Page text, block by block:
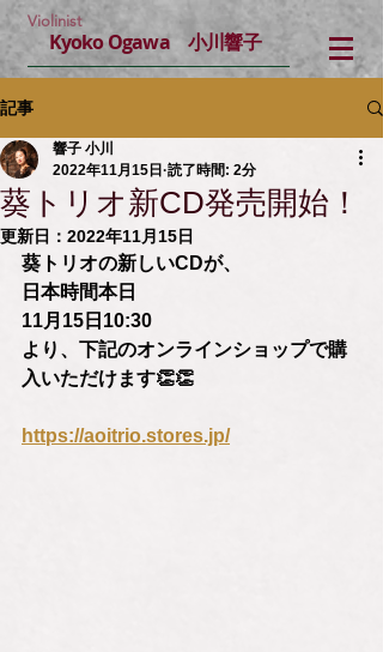
Violinist
Kyoko Ogawa 小川響子
記事
葵トリオ新CD発売開始！
響子 小川
2022年11月15日 読了時間: 2分
更新日： 2022年11月15日
葵トリオの新しいCDが、
日本時間本日
11月15日10:30
より、下記のオンラインショップで購
入いただけます👏👏
https://aoitrio.stores.jp/